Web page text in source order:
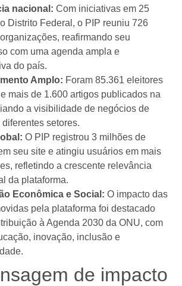
nacional: Com iniciativas em 25
Distrito Federal, o PIP reuniu 726
reafirmando seu
com uma agenda ampla e
do país.
Amplo: Foram 85.361 eleitores
mais de 1.600 artigos publicados na
a visibilidade de negócios de
setores.
O PIP registrou 3 milhões de
seu site e atingiu usuários em mais
refletindo a crescente relevância
da plataforma.
Econômica e Social: O impacto das
pela plataforma foi destacado
à Agenda 2030 da ONU, com
inovação, inclusão e
de impacto